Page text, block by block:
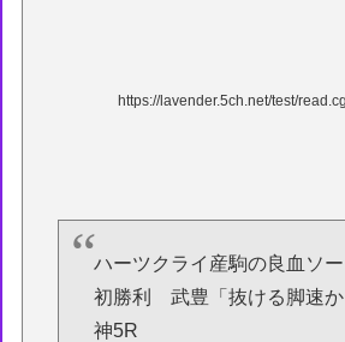
https://lavender.5ch.net/test/
ハーツクライ産駒の良血ソ
初勝利 武豊「抜ける脚速か
神5R